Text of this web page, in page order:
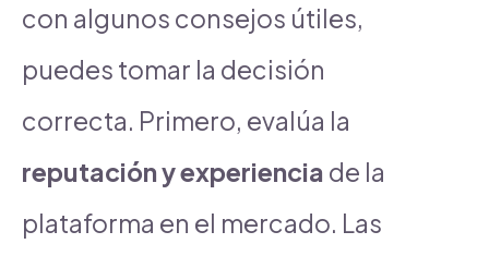
con algunos consejos útiles,
puedes tomar la decisión
correcta. Primero, evalúa la
reputación y experiencia de la
plataforma en el mercado. Las